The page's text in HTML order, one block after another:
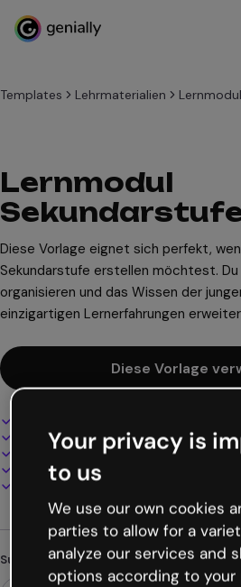
Templates Lehrmaterialien
Lernmodul
Diese Vorlage eignet sich perfekt,
Sekundarstufe erstellen möchtest.
organisieren und das Wissen der
einzigartigen Lernerfahrungen
Diese Vorlage
100% anpassbar
Audio, Video und Multimedia
Online präsentieren, teilen oder
Als PDF, MP4 und andere Formate
Suchst du etwas anderes?
Your privacy is
to us
We use our own cookies
parties to allow for a
analyze our services and
options according to your